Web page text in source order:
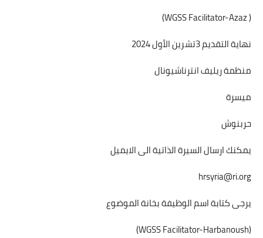
( WGSS Facilitator-Azaz)
نهاية التقديم 3تشرين الأول 2024
منظمة ريليف انترناشيونال
ميسرة
حربنوش
يمكنك ارسال السيرة الذاتية الى الايميل
hrsyria@ri.org
يرجى كتابة اسم الوظيفة بخانة الموضوع
(WGSS Facilitator-Harbanoush)